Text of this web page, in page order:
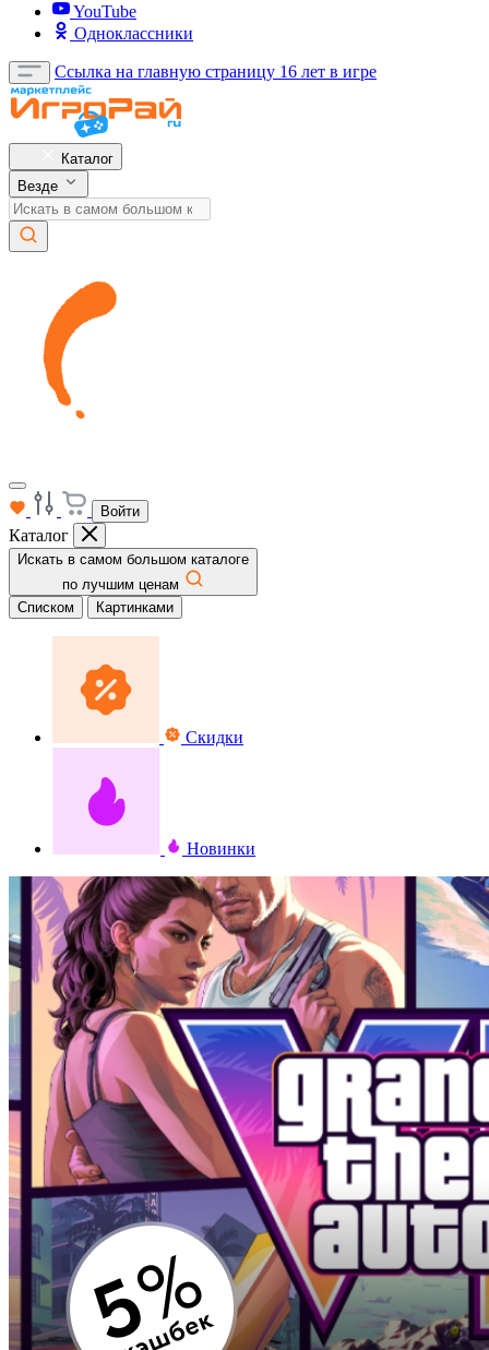
YouTube
Одноклассники
Ссылка на главную страницу 16 лет в игре
Каталог
Везде
Войти
Каталог
Искать в самом большом каталоге
по лучшим ценам
Списком
Картинками
Скидки
Новинки